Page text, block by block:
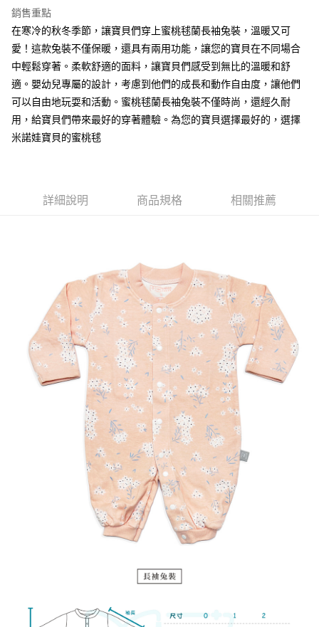
銷售重點
在寒冷的秋冬季節，讓寶貝們穿上蜜桃毬蘭長袖兔裝，溫暖又可
愛！這款兔裝不僅保暖，還具有兩用功能，讓您的寶貝在不同場合
中輕鬆穿著。柔軟舒適的面料，讓寶貝們感受到無比的溫暖和舒
適。嬰幼兒專屬的設計，考慮到他們的成長和動作自由度，讓他們
可以自由地玩耍和活動。蜜桃毬蘭長袖兔裝不僅時尚，還經久耐
用，給寶貝們帶來最好的穿著體驗。為您的寶貝選擇最好的，選擇
米諾娃寶貝的蜜桃毬
詳細說明 商品規格 相關推薦